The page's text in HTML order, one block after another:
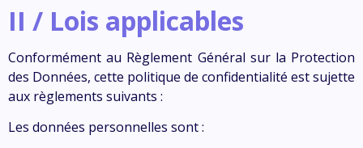
II / Lois applicables
Conformément au Règlement Général sur la Protection
des Données, cette politique de confidentialité est sujette
aux règlements suivants :
Les données personnelles sont :